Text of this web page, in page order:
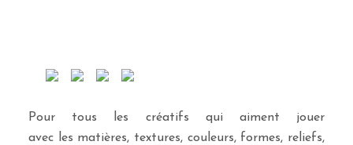
Pour tous les créatifs qui aiment jouer
avec les matières, textures, couleurs, formes, reliefs,